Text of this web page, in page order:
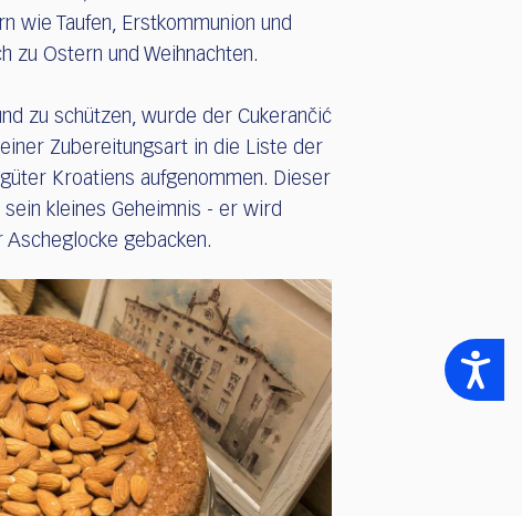
Accessibility
wie Taufen, Erstkommunion und
zu Ostern und Weihnachten.
zu schützen, wurde der Cukerančić
Zubereitungsart in die Liste der
Kroatiens aufgenommen. Dieser
sein kleines Geheimnis - er wird
gebacken.